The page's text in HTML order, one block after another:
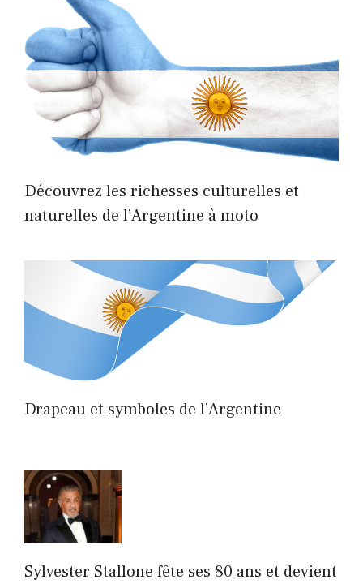
Découvrez les richesses culturelles et
naturelles de l’Argentine à moto
Drapeau et symboles de l’Argentine
Sylvester Stallone fête ses 80 ans et devient